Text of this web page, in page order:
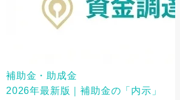
補助金・助成金
2026年最新版｜補助金の「内示」